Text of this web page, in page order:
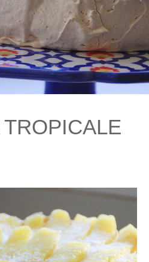
TROPICALE